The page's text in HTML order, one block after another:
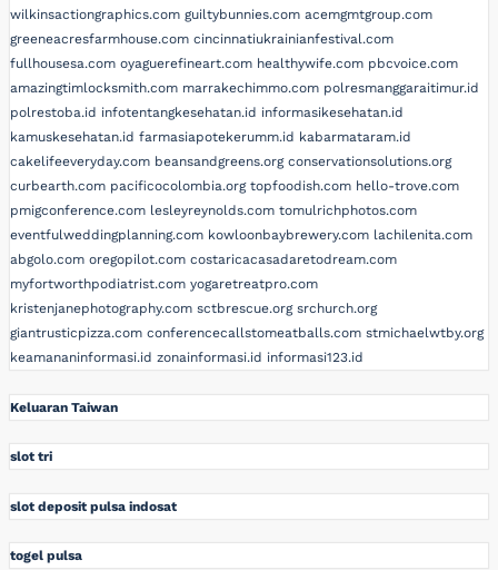
wilkinsactiongraphics.com guiltybunnies.com acemgmtgroup.com
greeneacresfarmhouse.com cincinnatiukrainianfestival.com
fullhousesa.com oyaguerefineart.com healthywife.com pbcvoice.com
amazingtimlocksmith.com marrakechimmo.com polresmanggaraitimur.id
polrestoba.id infotentangkesehatan.id informasikesehatan.id
kamuskesehatan.id farmasiapotekerumm.id kabarmataram.id
cakelifeeveryday.com beansandgreens.org conservationsolutions.org
curbearth.com pacificocolombia.org topfoodish.com hello-trove.com
pmigconference.com lesleyreynolds.com tomulrichphotos.com
eventfulweddingplanning.com kowloonbaybrewery.com lachilenita.com
abgolo.com oregopilot.com costaricacasadaretodream.com
myfortworthpodiatrist.com yogaretreatpro.com
kristenjanephotography.com sctbrescue.org srchurch.org
giantrusticpizza.com conferencecallstomeatballs.com stmichaelwtby.org
keamananinformasi.id zonainformasi.id informasi123.id
Keluaran Taiwan
slot tri
slot deposit pulsa indosat
togel pulsa